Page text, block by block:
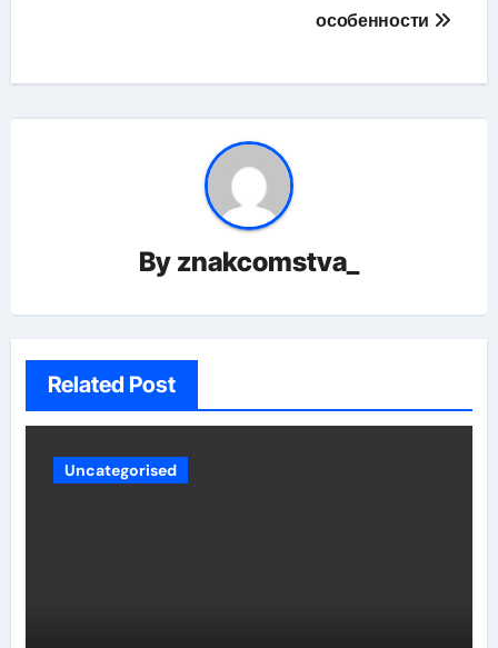
особенности
By znakcomstva_
Related Post
Uncategorised